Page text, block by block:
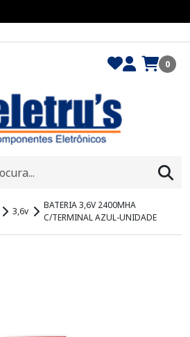
0
3,6v
BATERIA 3,6V 2400MHA
C/TERMINAL AZUL-UNIDADE